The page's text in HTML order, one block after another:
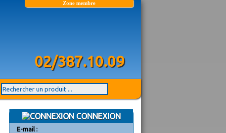
Zone membre
02/387.10.09
CONNEXION
E-mail :